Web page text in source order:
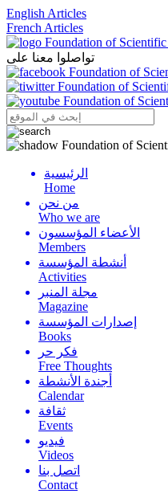
English Articles
French Articles
تواصلوا معنا على
Menu
الرئيسية
Home
من نحن
Who we are
الأعضاء المؤسسون
Members
أنشطة المؤسسة
Activities
مجلة المنبر
Magazine
إصدارات المؤسسة
Books
فكر حر
Free Thoughts
أجندة الأنشطة
Calendar
ثقافة
Events
فيديو
Videos
اتصل بنا
Contact